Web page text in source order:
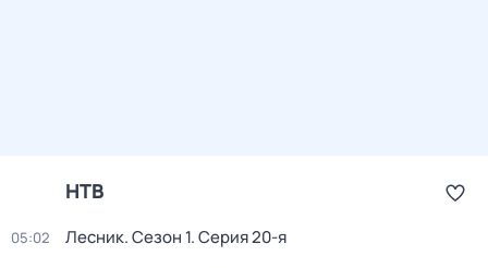
НТВ
05:02 Лесник. Сезон 1. Серия 20-я